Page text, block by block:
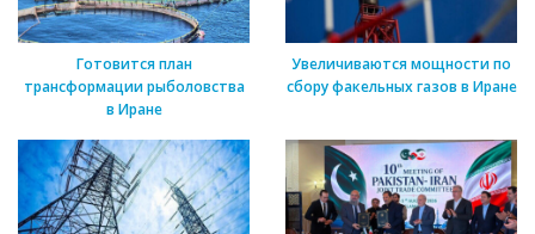
Готовится план
трансформации рыболовства
в Иране
Увеличиваются мощности по
сбору факельных газов в Иране